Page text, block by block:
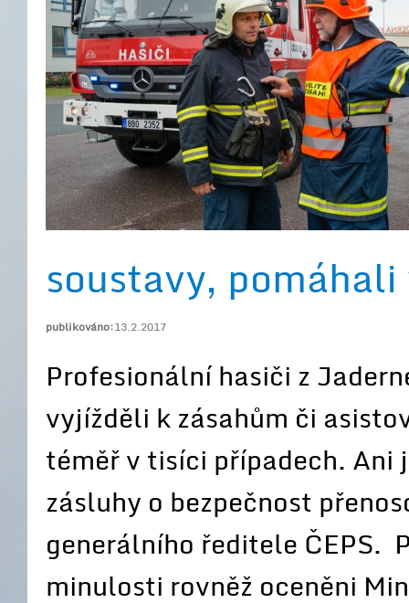
soustavy,
publikováno:13.2.2017
Profesionální hasiči z
vyjížděli k zásahům či
téměř v tisíci případech. Ani
zásluhy o bezpečnost
generálního ředitele ČEPS.
minulosti rovněž oceněni